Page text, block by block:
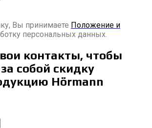
Вы принимаете Положение и
персональных данных.
контакты, чтобы
собой скидку
Hörmann